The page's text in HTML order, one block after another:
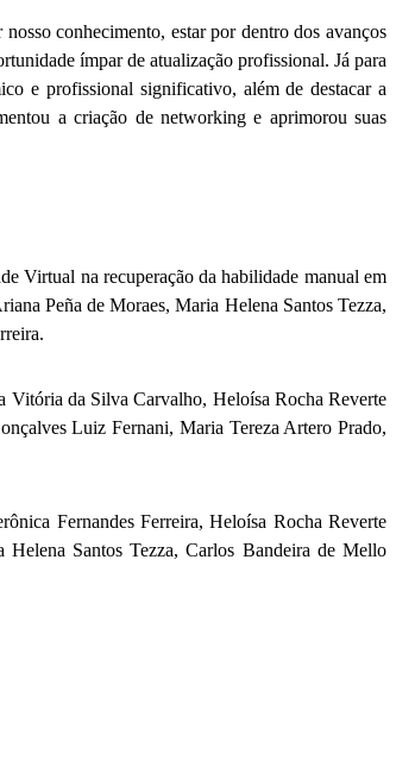
conhecimento, estar por dentro dos avanços
ímpar de atualização profissional. Já para
e profissional significativo, além de destacar a
a criação de networking e aprimorou suas
Virtual na recuperação da habilidade manual em
Peña de Moraes, Maria Helena Santos Tezza,
Vitória da Silva Carvalho, Heloísa Rocha Reverte
Luiz Fernani, Maria Tereza Artero Prado,
Fernandes Ferreira, Heloísa Rocha Reverte
Santos Tezza, Carlos Bandeira de Mello